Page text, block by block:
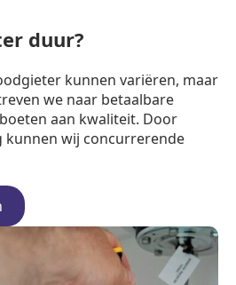
duur?
kunnen variëren, maar
we naar betaalbare
aan kwaliteit. Door
kunnen wij concurrerende